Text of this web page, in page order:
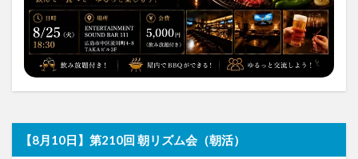
【8月10日】第210回 朝リズム会（朝活）